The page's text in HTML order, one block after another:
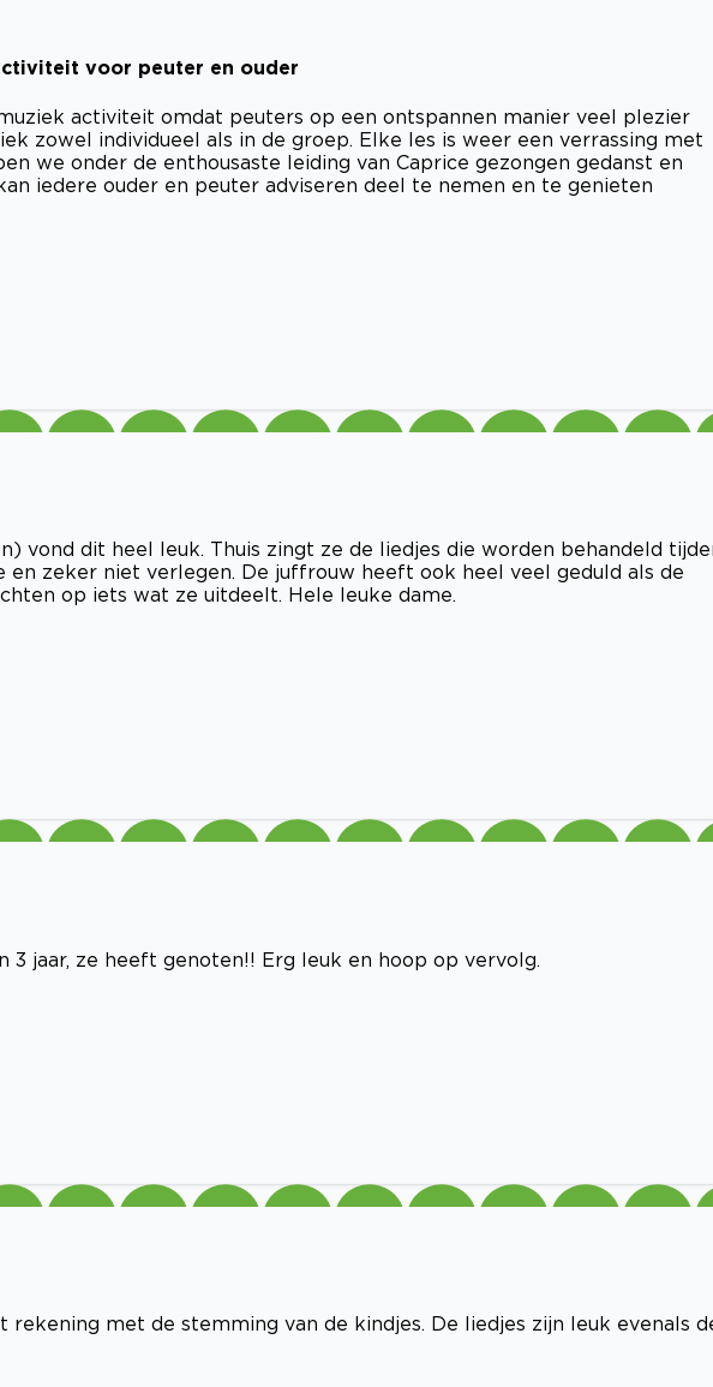
voor peuter en ouder
activiteit omdat peuters op een ontspannen manier veel plezier
zowel individueel als in de groep. Elke les is weer een verrassing met
we onder de enthousaste leiding van Caprice gezongen gedanst en
iedere ouder en peuter adviseren deel te nemen en te genieten
vond dit heel leuk. Thuis zingt ze de liedjes die worden behandeld
en zeker niet verlegen. De juffrouw heeft ook heel veel geduld als de
op iets wat ze uitdeelt. Hele leuke dame.
3 jaar, ze heeft genoten!! Erg leuk en hoop op vervolg.
met de stemming van de kindjes. De liedjes zijn leuk evenals